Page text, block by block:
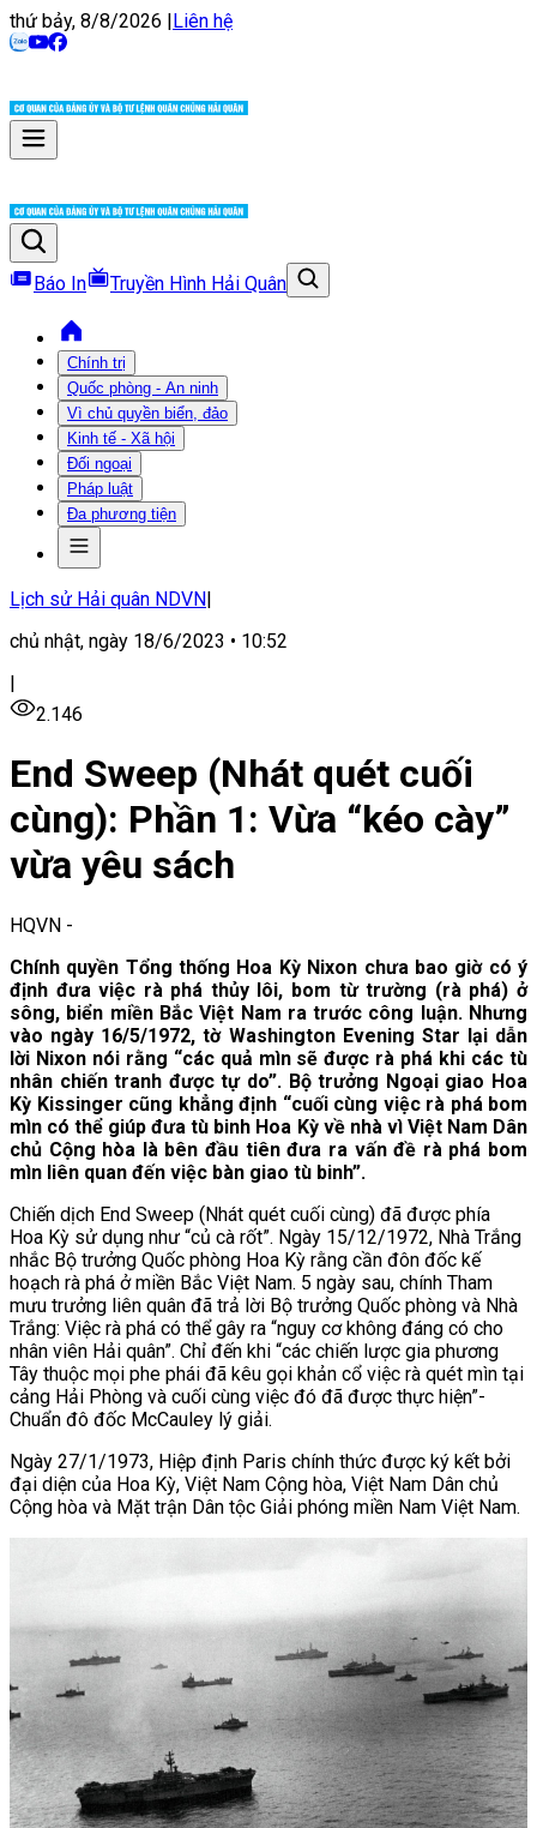
thứ bảy, 8/8/2026 |Liên hệ
Báo In Truyền Hình Hải Quân
Chính trị
Quốc phòng - An ninh
Vì chủ quyền biển, đảo
Kinh tế - Xã hội
Đối ngoại
Pháp luật
Đa phương tiện
Lịch sử Hải quân NDVN|
chủ nhật, ngày 18/6/2023 • 10:52
|
2.146
End Sweep (Nhát quét cuối
cùng): Phần 1: Vừa “kéo cày”
vừa yêu sách
HQVN -
Chính quyền Tổng thống Hoa Kỳ Nixon chưa bao giờ có ý
định đưa việc rà phá thủy lôi, bom từ trường (rà phá) ở
sông, biển miền Bắc Việt Nam ra trước công luận. Nhưng
vào ngày 16/5/1972, tờ Washington Evening Star lại dẫn
lời Nixon nói rằng “các quả mìn sẽ được rà phá khi các tù
nhân chiến tranh được tự do”. Bộ trưởng Ngoại giao Hoa
Kỳ Kissinger cũng khẳng định “cuối cùng việc rà phá bom
mìn có thể giúp đưa tù binh Hoa Kỳ về nhà vì Việt Nam Dân
chủ Cộng hòa là bên đầu tiên đưa ra vấn đề rà phá bom
mìn liên quan đến việc bàn giao tù binh”.
Chiến dịch End Sweep (Nhát quét cuối cùng) đã được phía
Hoa Kỳ sử dụng như “củ cà rốt”. Ngày 15/12/1972, Nhà Trắng
nhắc Bộ trưởng Quốc phòng Hoa Kỳ rằng cần đôn đốc kế
hoạch rà phá ở miền Bắc Việt Nam. 5 ngày sau, chính Tham
mưu trưởng liên quân đã trả lời Bộ trưởng Quốc phòng và Nhà
Trắng: Việc rà phá có thể gây ra “nguy cơ không đáng có cho
nhân viên Hải quân”. Chỉ đến khi “các chiến lược gia phương
Tây thuộc mọi phe phái đã kêu gọi khản cổ việc rà quét mìn tại
cảng Hải Phòng và cuối cùng việc đó đã được thực hiện”-
Chuẩn đô đốc McCauley lý giải.
Ngày 27/1/1973, Hiệp định Paris chính thức được ký kết bởi
đại diện của Hoa Kỳ, Việt Nam Cộng hòa, Việt Nam Dân chủ
Cộng hòa và Mặt trận Dân tộc Giải phóng miền Nam Việt Nam.